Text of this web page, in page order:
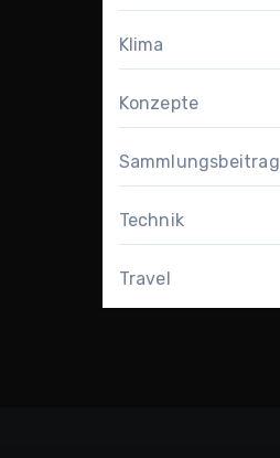
Klima
Konzepte
Sammlungsbeitrag
Technik
Travel